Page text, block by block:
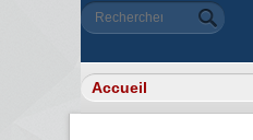
Formulaire de
Rechercher